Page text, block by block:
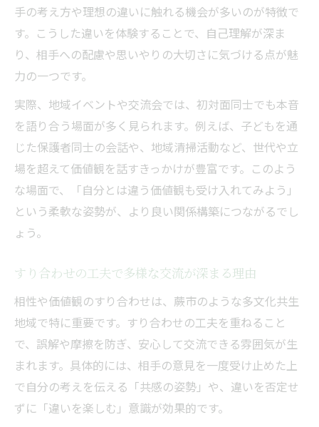
すり合わせ体験で分かる価値観共有の意義
相性が合う瞬間を大切にする地域文化の背
景
価値観のすり合わせにおける工夫とは
相性と価値観を尊重するすり合わせのコツ
話し合いで価値観の違いを受け入れる工夫
相性を確かめるためのすり合わせ実践例
多様な価値観のすり合わせがもたらす変化
相性向上に役立つ価値観共有のポイント
験
価値観の多様性と相性が織りなす新発見
すり合わせを通じて生まれる共感の瞬間
多文化交流で育まれる価値観の広がり
相性が異なる人同士の価値観共有の工夫
蕨市住民同士が相性を深める秘訣を探る
相性を大切にした価値観の伝え方とは
手の考え方や理想の違いに触れる機会が多いのが特徴で
す。こうした違いを体験することで、自己理解が深ま
り、相手への配慮や思いやりの大切さに気づける点が魅
力の一つです。
実際、地域イベントや交流会では、初対面同士でも本音
を語り合う場面が多く見られます。例えば、子どもを通
じた保護者同士の会話や、地域清掃活動など、世代や立
場を超えて価値観を話すきっかけが豊富です。このよう
な場面で、「自分とは違う価値観も受け入れてみよう」
という柔軟な姿勢が、より良い関係構築につながるでし
ょう。
すり合わせの工夫で多様な交流が深まる理由
相性や価値観のすり合わせは、蕨市のような多文化共生
地域で特に重要です。すり合わせの工夫を重ねること
で、誤解や摩擦を防ぎ、安心して交流できる雰囲気が生
まれます。具体的には、相手の意見を一度受け止めた上
で自分の考えを伝える「共感の姿勢」や、違いを否定せ
ずに「違いを楽しむ」意識が効果的です。